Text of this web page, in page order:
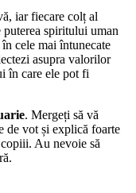
iar fiecare colț al
puterea spiritului uman
cele mai întunecate
asupra valorilor
în care ele pot fi
. Mergeți să vă
de vot și explică foarte
Au nevoie să